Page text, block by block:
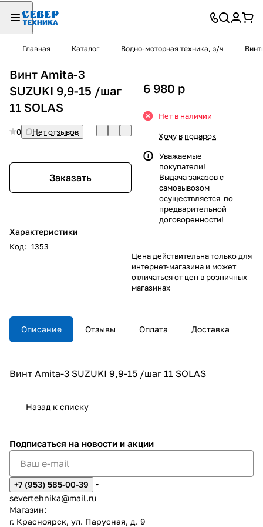
Главная Каталог Водно-моторная техника, з/ч
Винт Amita-3
SUZUKI 9,9-15 /шаг
11 SOLAS
0 Нет отзывов
Заказать
Характеристики
Код: 1353
6 980 p
Нет в наличии
Хочу в подарок
Уважаемые
покупатели!
Выдача заказов с
самовывозом
осуществляется по
предварительной
договоренности!
Цена действительна только для
интернет-магазина и может
отличаться от цен в розничных
магазинах
Описание Отзывы Оплата Доставка
Винт Amita-3 SUZUKI 9,9-15 /шаг 11 SOLAS
Назад к списку
Подписаться на новости и акции
+7 (953) 585-00-39
severtehnika@mail.ru
Магазин:
г. Красноярск, ул. Парусная, д. 9